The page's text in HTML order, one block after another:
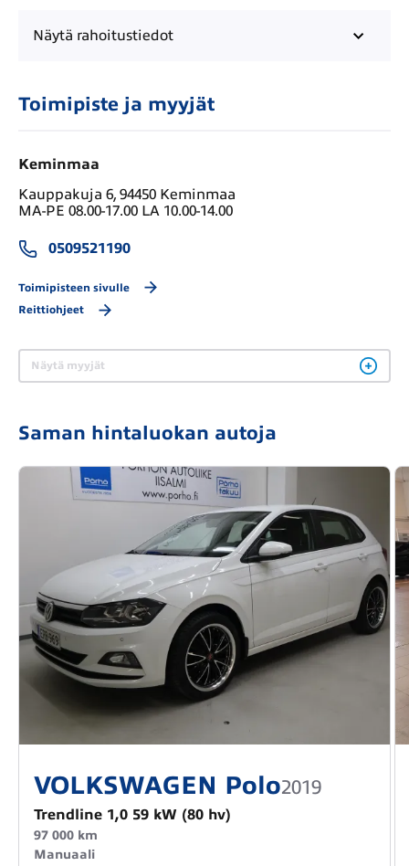
Näytä rahoitustiedot
Toimipiste ja myyjät
Keminmaa
Kauppakuja 6, 94450 Keminmaa
MA-PE 08.00-17.00 LA 10.00-14.00
0509521190
Toimipisteen sivulle
Reittiohjeet
Näytä myyjät
Saman hintaluokan autoja
VOLKSWAGEN Polo2019
Trendline 1,0 59 kW (80 hv)
97 000 km
Manuaali